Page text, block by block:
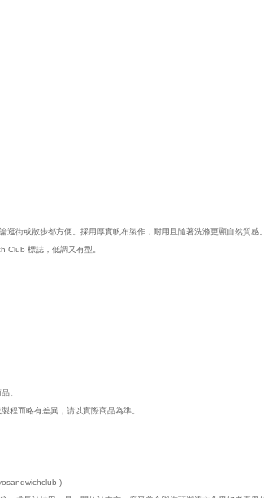
逛街或散步都方便。採用厚實帆布製作，耐用且隨著洗滌更顯自然質感。
Club 標誌，低調又有型。
。
程而略有差異，請以實際商品為準。
)